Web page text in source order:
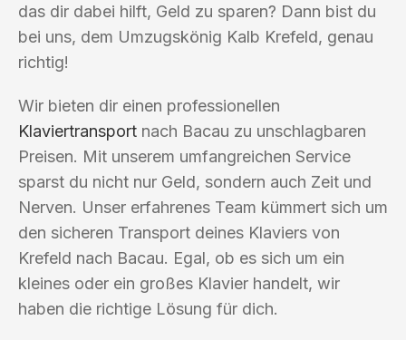
das dir dabei hilft, Geld zu sparen? Dann bist du
bei uns, dem Umzugskönig Kalb Krefeld, genau
richtig!
Wir bieten dir einen professionellen
Klaviertransport nach Bacau zu unschlagbaren
Preisen. Mit unserem umfangreichen Service
sparst du nicht nur Geld, sondern auch Zeit und
Nerven. Unser erfahrenes Team kümmert sich um
den sicheren Transport deines Klaviers von
Krefeld nach Bacau. Egal, ob es sich um ein
kleines oder ein großes Klavier handelt, wir
haben die richtige Lösung für dich.